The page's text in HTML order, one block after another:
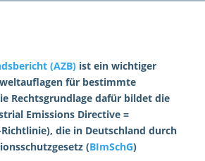
(AZB) ist ein wichtiger
für bestimmte
Rechtsgrundlage dafür bildet die
Emissions Directive =
die in Deutschland durch
(BImSchG)